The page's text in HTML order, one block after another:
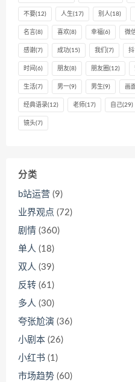
不要(12) 人生(17) 别人(18)
名言 (8) 喜欢(8) 幸福(6) 微
感谢(7) 成功(15) 我们 (7)
时间 (6) 朋友(8) 朋友圈 (12)
生活(7) 男一(9) 男生(9) 画
经典语录(12) 老师(17) 自己(29)
镜头(7)
分类
b站运营 (9)
业界观点 (72)
剧情 (360)
单人 (18)
双人 (39)
反转 (61)
多人 (30)
夸张尬演 (36)
小剧本 (26)
小红书 (1)
市场趋势 (60)